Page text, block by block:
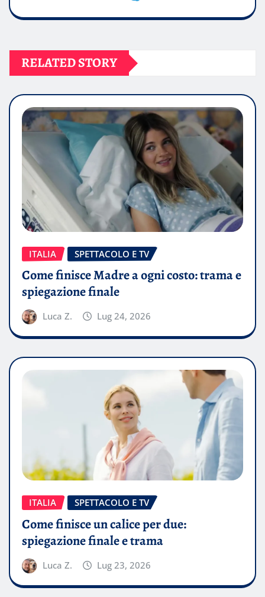
RELATED STORY
ITALIA SPETTACOLO E TV
Come finisce Madre a ogni costo: trama e
spiegazione finale
Luca Z. Lug 24, 2026
ITALIA SPETTACOLO E TV
Come finisce un calice per due:
spiegazione finale e trama
Luca Z. Lug 23, 2026